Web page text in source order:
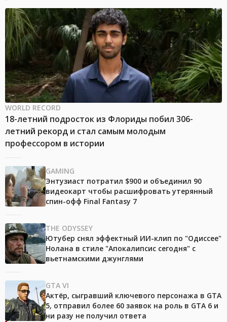
WORLD RECORD
18-летний подросток из Флориды побил 306-
летний рекорд и стал самым молодым
профессором в истории
GAMING
Энтузиаст потратил $900 и объединил 90
видеокарт чтобы расшифровать утерянный
спин-офф Final Fantasy 7
THE ODYSSEY
Ютубер снял эффектный ИИ-клип по "Одиссее"
Нолана в стиле "Апокалипсис сегодня" с
вьетнамскими джунглями
GTA VI
Актёр, сыгравший ключевого персонажа в GTA
5, отправил более 60 заявок на роль в GTA 6 и
ни разу не получил ответа